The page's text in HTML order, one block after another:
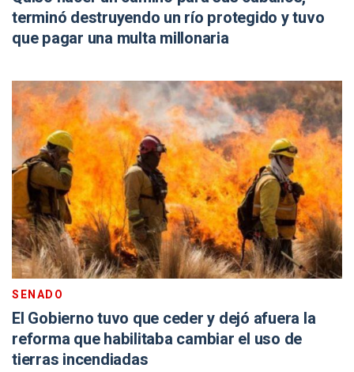
terminó destruyendo un río protegido y tuvo
que pagar una multa millonaria
SENADO
El Gobierno tuvo que ceder y dejó afuera la
reforma que habilitaba cambiar el uso de
tierras incendiadas